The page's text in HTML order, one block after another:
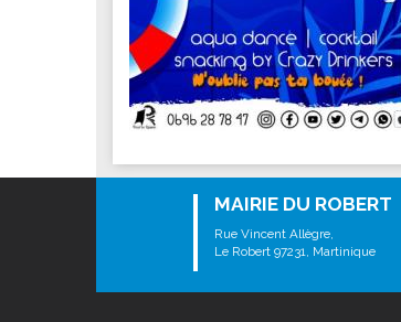
Les associations
Les droits et obligations
Faire une demande de subvention
Les activités des associations
Les espaces numériques
Infos baignade
Infos sargasse
MAIRIE DU ROBERT
Rue Vincent Allègre,
Le Robert 97231, Martinique